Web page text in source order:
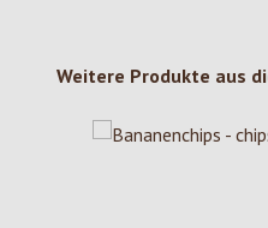
Produktgalerie
Weitere Produkte aus